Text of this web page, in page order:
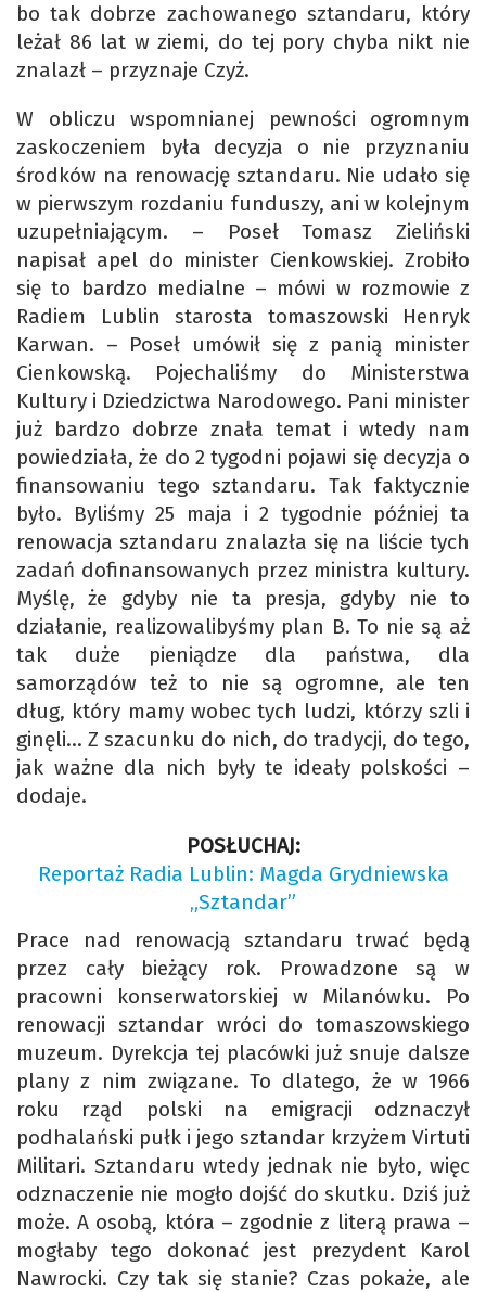
bo tak dobrze zachowanego sztandaru, który
leżał 86 lat w ziemi, do tej pory chyba nikt nie
znalazł – przyznaje Czyż.
W obliczu wspomnianej pewności ogromnym
zaskoczeniem była decyzja o nie przyznaniu
środków na renowację sztandaru. Nie udało się
w pierwszym rozdaniu funduszy, ani w kolejnym
uzupełniającym. – Poseł Tomasz Zieliński
napisał apel do minister Cienkowskiej. Zrobiło
się to bardzo medialne – mówi w rozmowie z
Radiem Lublin starosta tomaszowski Henryk
Karwan. – Poseł umówił się z panią minister
Cienkowską. Pojechaliśmy do Ministerstwa
Kultury i Dziedzictwa Narodowego. Pani minister
już bardzo dobrze znała temat i wtedy nam
powiedziała, że do 2 tygodni pojawi się decyzja o
finansowaniu tego sztandaru. Tak faktycznie
było. Byliśmy 25 maja i 2 tygodnie później ta
renowacja sztandaru znalazła się na liście tych
zadań dofinansowanych przez ministra kultury.
Myślę, że gdyby nie ta presja, gdyby nie to
działanie, realizowalibyśmy plan B. To nie są aż
tak duże pieniądze dla państwa, dla
samorządów też to nie są ogromne, ale ten
dług, który mamy wobec tych ludzi, którzy szli i
ginęli… Z szacunku do nich, do tradycji, do tego,
jak ważne dla nich były te ideały polskości –
dodaje.
POSŁUCHAJ:
Reportaż Radia Lublin: Magda Grydniewska
„Sztandar”
Prace nad renowacją sztandaru trwać będą
przez cały bieżący rok. Prowadzone są w
pracowni konserwatorskiej w Milanówku. Po
renowacji sztandar wróci do tomaszowskiego
muzeum. Dyrekcja tej placówki już snuje dalsze
plany z nim związane. To dlatego, że w 1966
roku rząd polski na emigracji odznaczył
podhalański pułk i jego sztandar krzyżem Virtuti
Militari. Sztandaru wtedy jednak nie było, więc
odznaczenie nie mogło dojść do skutku. Dziś już
może. A osobą, która – zgodnie z literą prawa –
mogłaby tego dokonać jest prezydent Karol
Nawrocki. Czy tak się stanie? Czas pokaże, ale